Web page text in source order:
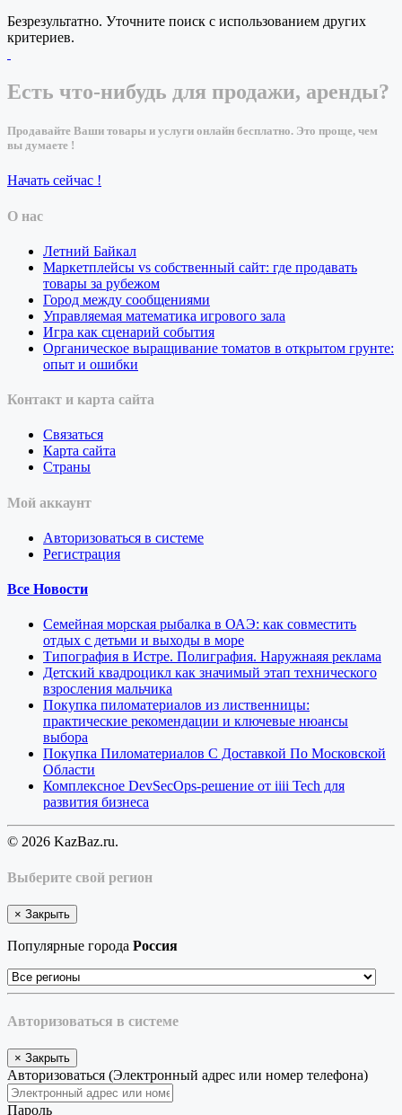
Безрезультатно. Уточните поиск с использованием других
критериев.
Есть что-нибудь для продажи, аренды?
Продавайте Ваши товары и услуги онлайн бесплатно. Это проще, чем
вы думаете !
Начать сейчас !
О нас
Летний Байкал
Маркетплейсы vs собственный сайт: где продавать
товары за рубежом
Город между сообщениями
Управляемая математика игрового зала
Игра как сценарий события
Органическое выращивание томатов в открытом грунте:
опыт и ошибки
Контакт и карта сайта
Связаться
Карта сайта
Страны
Мой аккаунт
Авторизоваться в системе
Регистрация
Все Новости
Семейная морская рыбалка в ОАЭ: как совместить
отдых с детьми и выходы в море
Типография в Истре. Полиграфия. Наружнаяя реклама
Детский квадроцикл как значимый этап технического
взросления мальчика
Покупка пиломатериалов из лиственницы:
практические рекомендации и ключевые нюансы
выбора
Покупка Пиломатериалов С Доставкой По Московской
Области
Комплексное DevSecOps-решение от iiii Tech для
развития бизнеса
© 2026 KazBaz.ru.
Выберите свой регион
× Закрыть
Популярные города Россия
Авторизоваться в системе
× Закрыть
Авторизоваться (Электронный адрес или номер телефона)
Пароль